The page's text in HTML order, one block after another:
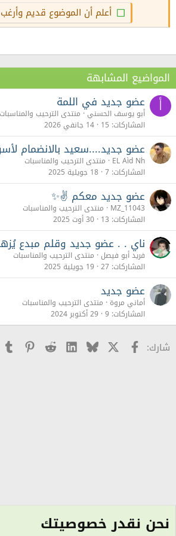
Trebuchet MS
Verdana
أعلم أن الموضوع قديم
المواضيع المشابهة
أ عضو جديد في اللمة
أبو يوسف الحسني منتدى الترحيب والمناسبات
المشاركات 15 14 جانفي 2026
عضو جديد....سعيد بالانضمام
EL Aìd Nh منتدى الترحيب والمناسبات
المشاركات 7 18 جويلية 2025
عضو جديد معكم ✌✨
MZ_11043 منتدى الترحيب والمناسبات
المشاركات 13 30 أوت 2025
ناي . . عضو جديد وقلم مبدع يُزهر
فريد أبو فيصل منتدى الترحيب والمناسبات
المشاركات 27 19 جويلية 2025
عضو جديد
أماني مروة منتدى الترحيب والمناسبات
المشاركات 9 29 أكتوبر 2024
شارك: Facebook
X
Bluesky
LinkedIn
Reddit
منتدى الترحيب والمناسبات
نحن نقدر خصوصيتك